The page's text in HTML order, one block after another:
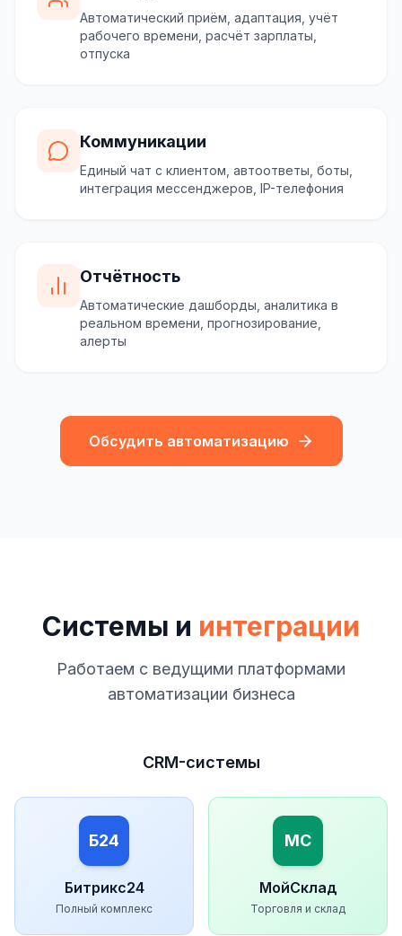
Автоматический приём, адаптация, учёт
рабочего времени, расчёт зарплаты,
отпуска
Коммуникации
Единый чат с клиентом, автоответы, боты,
интеграция мессенджеров, IP-телефония
Отчётность
Автоматические дашборды, аналитика в
реальном времени, прогнозирование,
алерты
Обсудить автоматизацию
Системы и интеграции
Работаем с ведущими платформами
автоматизации бизнеса
CRM-системы
Б24
Битрикс24
Полный комплекс
МС
МойСклад
Торговля и склад